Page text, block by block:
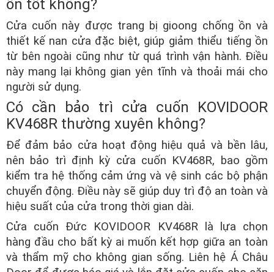
ồn tốt không?
Cửa cuốn này được trang bị gioong chống ồn và
thiết kế nan cửa đặc biệt, giúp giảm thiểu tiếng ồn
từ bên ngoài cũng như từ quá trình vận hành. Điều
này mang lại không gian yên tĩnh và thoải mái cho
người sử dụng.
Có cần bảo trì cửa cuốn KOVIDOOR
KV468R thường xuyên không?
Để đảm bảo cửa hoạt động hiệu quả và bền lâu,
nên bảo trì định kỳ cửa cuốn KV468R, bao gồm
kiểm tra hệ thống cảm ứng và vệ sinh các bộ phận
chuyển động. Điều này sẽ giúp duy trì độ an toàn và
hiệu suất của cửa trong thời gian dài.
Cửa cuốn Đức KOVIDOOR KV468R là lựa chọn
hàng đầu cho bất kỳ ai muốn kết hợp giữa an toàn
và thẩm mỹ cho không gian sống. Liên hệ Á Châu